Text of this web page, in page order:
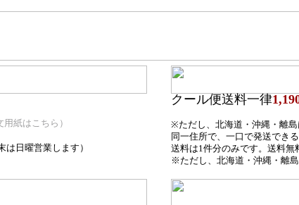
用紙はこちら）
は日曜営業します）
クール便送料一律
※ただし、北海道・沖縄・離島
同一住所で、一口で発送でき
送料は1件分のみです。送料無
※ただし、北海道・沖縄・